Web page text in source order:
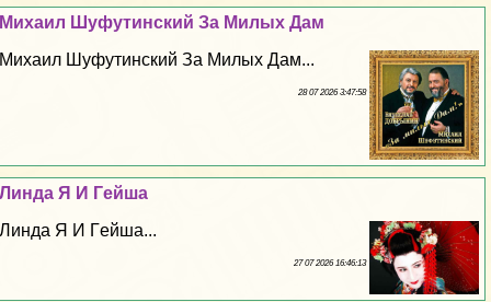
Михаил Шуфутинский За Милых Дам
Михаил Шуфутинский За Милых Дам...
28 07 2026 3:47:58
Линда Я И Гeйша
Линда Я И Гeйша...
27 07 2026 16:46:13